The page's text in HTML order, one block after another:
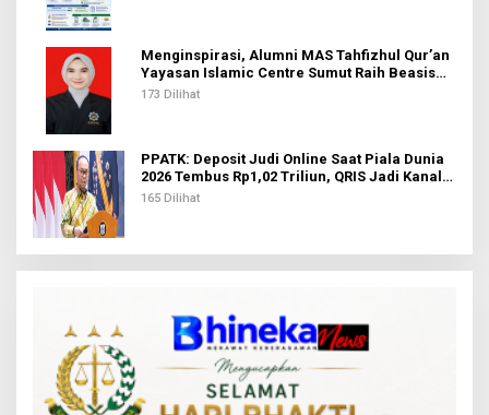
Menginspirasi, Alumni MAS Tahfizhul Qur’an
Yayasan Islamic Centre Sumut Raih Beasiswa
BIB Kemenag
173 Dilihat
PPATK: Deposit Judi Online Saat Piala Dunia
2026 Tembus Rp1,02 Triliun, QRIS Jadi Kanal
Terbanyak
165 Dilihat